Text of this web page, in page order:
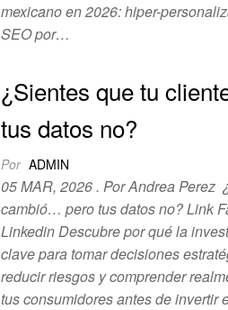
mexicano en 2026: hiper-
SEO por…
¿Sientes que tu
tus datos no?
Por ADMIN
05 MAR, 2026 . Por Andrea Perez
cambió… pero tus datos no? Link
Linkedin Descubre por qué la
clave para tomar decisiones
reducir riesgos y comprender
tus consumidores antes de invertir